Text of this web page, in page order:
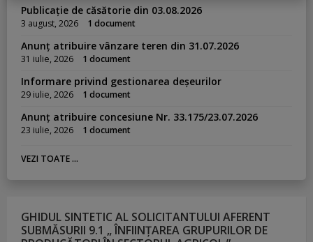
Publicație de căsătorie din 03.08.2026
3 august, 2026 1 document
Anunț atribuire vânzare teren din 31.07.2026
31 iulie, 2026 1 document
Informare privind gestionarea deșeurilor
29 iulie, 2026 1 document
Anunț atribuire concesiune Nr. 33.175/23.07.2026
23 iulie, 2026 1 document
VEZI TOATE ...
GHIDUL SINTETIC AL SOLICITANTULUI AFERENT
SUBMĂSURII 9.1 „ ÎNFIINȚAREA GRUPURILOR DE